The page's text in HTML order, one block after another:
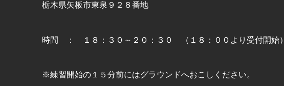
栃木県矢板市東泉９２８番地
時間 ： １８：３０～２０：３０ （１８：００より受付開始）
※練習開始の１５分前にはグラウンドへおこしください。